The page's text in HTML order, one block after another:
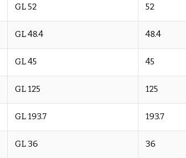
GL 52 52
GL 48.4 48.4
GL 45 45
GL 125 125
GL 193.7 193.7
GL 36 36